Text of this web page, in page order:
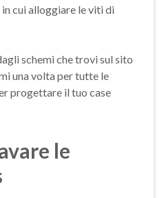
cui alloggiare le viti di
schemi che trovi sul sito
una volta per tutte le
progettare il tuo case
le